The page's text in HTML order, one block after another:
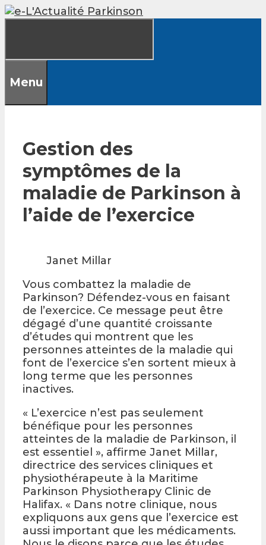
Skip
to
Menu
Gestion des
symptômes de la
maladie de Parkinson à
l’aide de l’exercice
Janet Millar
Vous combattez la maladie de
Parkinson? Défendez-vous en faisant
de l’exercice. Ce message peut être
dégagé d’une quantité croissante
d’études qui montrent que les
personnes atteintes de la maladie qui
font de l’exercice s’en sortent mieux à
long terme que les personnes
inactives.
« L’exercice n’est pas seulement
bénéfique pour les personnes
atteintes de la maladie de Parkinson, il
est essentiel », affirme Janet Millar,
directrice des services cliniques et
physiothérapeute à la Maritime
Parkinson Physiotherapy Clinic de
Halifax. « Dans notre clinique, nous
expliquons aux gens que l’exercice est
aussi important que les médicaments.